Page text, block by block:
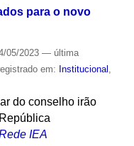
para o novo
05/2023 — última
em: Institucional
do conselho irão
IEA